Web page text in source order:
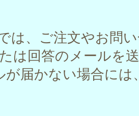
は、ご注文やお問
は回答のメールを
が届かない場合に